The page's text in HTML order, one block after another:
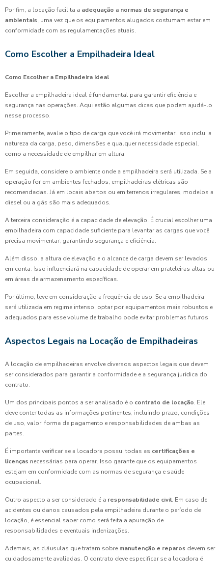
Por fim, a locação facilita a adequação a normas de segurança e
ambientais, uma vez que os equipamentos alugados costumam estar em
conformidade com as regulamentações atuais.
Como Escolher a Empilhadeira Ideal
Como Escolher a Empilhadeira Ideal
Escolher a empilhadeira ideal é fundamental para garantir eficiência e
segurança nas operações. Aqui estão algumas dicas que podem ajudá-lo
nesse processo.
Primeiramente, avalie o tipo de carga que você irá movimentar. Isso inclui a
natureza da carga, peso, dimensões e qualquer necessidade especial,
como a necessidade de empilhar em altura.
Em seguida, considere o ambiente onde a empilhadeira será utilizada. Se a
operação for em ambientes fechados, empilhadeiras elétricas são
recomendadas. Já em locais abertos ou em terrenos irregulares, modelos a
diesel ou a gás são mais adequados.
A terceira consideração é a capacidade de elevação. É crucial escolher uma
empilhadeira com capacidade suficiente para levantar as cargas que você
precisa movimentar, garantindo segurança e eficiência.
Além disso, a altura de elevação e o alcance de carga devem ser levados
em conta. Isso influenciará na capacidade de operar em prateleiras altas ou
em áreas de armazenamento específicas.
Por último, leve em consideração a frequência de uso. Se a empilhadeira
será utilizada em regime intenso, optar por equipamentos mais robustos e
adequados para esse volume de trabalho pode evitar problemas futuros.
Aspectos Legais na Locação de Empilhadeiras
A locação de empilhadeiras envolve diversos aspectos legais que devem
ser considerados para garantir a conformidade e a segurança jurídica do
contrato.
Um dos principais pontos a ser analisado é o contrato de locação. Ele
deve conter todas as informações pertinentes, incluindo prazo, condições
de uso, valor, forma de pagamento e responsabilidades de ambas as
partes.
É importante verificar se a locadora possui todas as certificações e
licenças necessárias para operar. Isso garante que os equipamentos
estejam em conformidade com as normas de segurança e saúde
ocupacional.
Outro aspecto a ser considerado é a responsabilidade civil. Em caso de
acidentes ou danos causados pela empilhadeira durante o período de
locação, é essencial saber como será feita a apuração de
responsabilidades e eventuais indenizações.
Ademais, as cláusulas que tratam sobre manutenção e reparos devem ser
cuidadosamente avaliadas. O contrato deve especificar se a locadora é